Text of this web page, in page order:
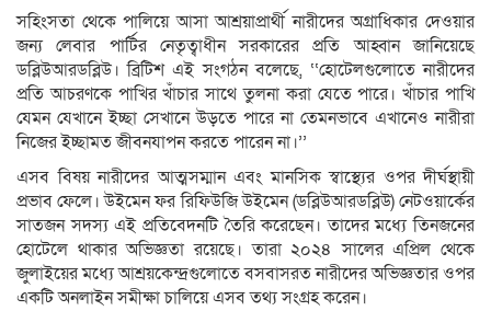
সহিংসতা থেকে পালিয়ে আসা আশ্রয়াপ্রার্থী নারীদের অগ্রাধিকার দেওয়ার
জন্য লেবার পার্টির নেতৃত্বাধীন সরকারের প্রতি আহ্বান জানিয়েছে
ডব্লিউআরডব্লিউ। ব্রিটিশ এই সংগঠন বলেছে, ‘‘হোটেলগুলোতে নারীদের
প্রতি আচরণকে পাখির খাঁচার সাথে তুলনা করা যেতে পারে। খাঁচার পাখি
যেমন যেখানে ইচ্ছা সেখানে উড়তে পারে না তেমনভাবে এখানেও নারীরা
নিজের ইচ্ছামত জীবনযাপন করতে পারেন না।’’
এসব বিষয় নারীদের আত্মসম্মান এবং মানসিক স্বাস্থ্যের ওপর দীর্ঘস্থায়ী
প্রভাব ফেলে। উইমেন ফর রিফিউজি উইমেন (ডব্লিউআরডব্লিউ) নেটওয়ার্কের
সাতজন সদস্য এই প্রতিবেদনটি তৈরি করেছেন। তাদের মধ্যে তিনজনের
হোটেলে থাকার অভিজ্ঞতা রয়েছে। তারা ২০২৪ সালের এপ্রিল থেকে
জুলাইয়ের মধ্যে আশ্রয়কেন্দ্রগুলোতে বসবাসরত নারীদের অভিজ্ঞতার ওপর
একটি অনলাইন সমীক্ষা চালিয়ে এসব তথ্য সংগ্রহ করেন।